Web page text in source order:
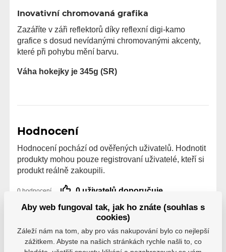
Inovativní chromovaná grafika
Zazáříte v záři reflektorů díky reflexní digi-kamo
grafice s dosud nevídanými chromovanými akcenty,
které při pohybu mění barvu.
Váha hokejky je 345g (SR)
Hodnocení
Hodnocení pochází od ověřených uživatelů. Hodnotit
produkty mohou pouze registrovaní uživatelé, kteří si
produkt reálně zakoupili.
0 hodnocení 0 uživatelů doporučuje
5
0
3
0
Aby web fungoval tak, jak ho znáte (souhlas s
cookies)
Záleží nám na tom, aby pro vás nakupování bylo co nejlepší
zážitkem. Abyste na našich stránkách rychle našli to, co